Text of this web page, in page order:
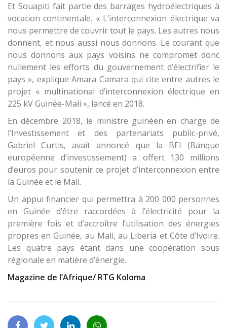
Et Souapiti fait partie des barrages hydroélectriques à
vocation continentale. « L’interconnexion électrique va
nous permettre de couvrir tout le pays. Les autres nous
donnent, et nous aussi nous donnons. Le courant que
nous donnons aux pays voisins ne compromet donc
nullement les efforts du gouvernement d’électrifier le
pays », explique Amara Camara qui cite entre autres le
projet « multinational d’interconnexion électrique en
225 kV Guinée-Mali », lancé en 2018.
En décembre 2018, le ministre guinéen en charge de
l’Investissement et des partenariats public-privé,
Gabriel Curtis, avait annoncé que la BEI (Banque
européenne d’investissement) a offert 130 millions
d’euros pour soutenir ce projet d’interconnexion entre
la Guinée et le Mali.
Un appui financier qui permettra à 200 000 personnes
en Guinée d’être raccordées à l’électricité pour la
première fois et d’accroître l’utilisation des énergies
propres en Guinée, au Mali, au Liberia et Côte d’Ivoire.
Les quatre pays étant dans une coopération sous
régionale en matière d’énergie.
Magazine de l’Afrique/ RTG Koloma